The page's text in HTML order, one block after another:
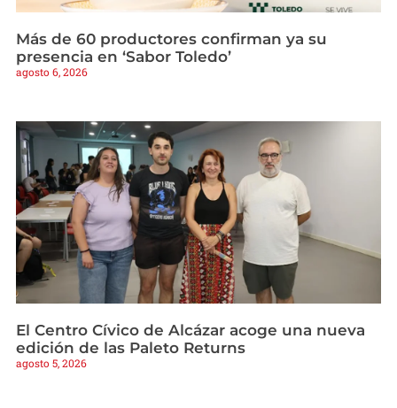
Más de 60 productores confirman ya su
presencia en ‘Sabor Toledo’
agosto 6, 2026
El Centro Cívico de Alcázar acoge una nueva
edición de las Paleto Returns
agosto 5, 2026